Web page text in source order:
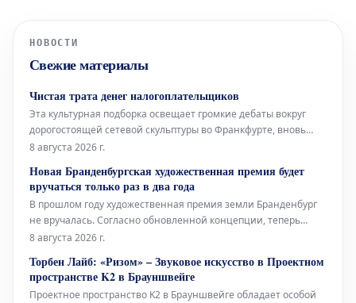
НОВОСТИ
Свежие материалы
Чистая трата денег налогоплательщиков
Эта культурная подборка освещает громкие дебаты вокруг
дорогостоящей сетевой скульптуры во Франкфурте, вновь
открывшуюся Галерею Аполлона в Лувре, культовое
Берлинского Фольксбюне, превращенного во временный
открытый бассейн. Дебаты во
8 августа 2026 г.
Новая Бранденбургская художественная премия будет
вручаться только раз в два года
В прошлом году художественная премия земли Бранденбург
не вручалась. Согласно обновленной концепции, теперь
премия будет присуждаться только раз в два года, и это не
утверждая новую структуру премии, намерено оказать
всестороннюю поддержку
8 августа 2026 г.
Торбен Лайб: «Ризом» – Звуковое искусство в Проектном
пространстве K2 в Брауншвейге
Проектное пространство K2 в Брауншвейге обладает особой